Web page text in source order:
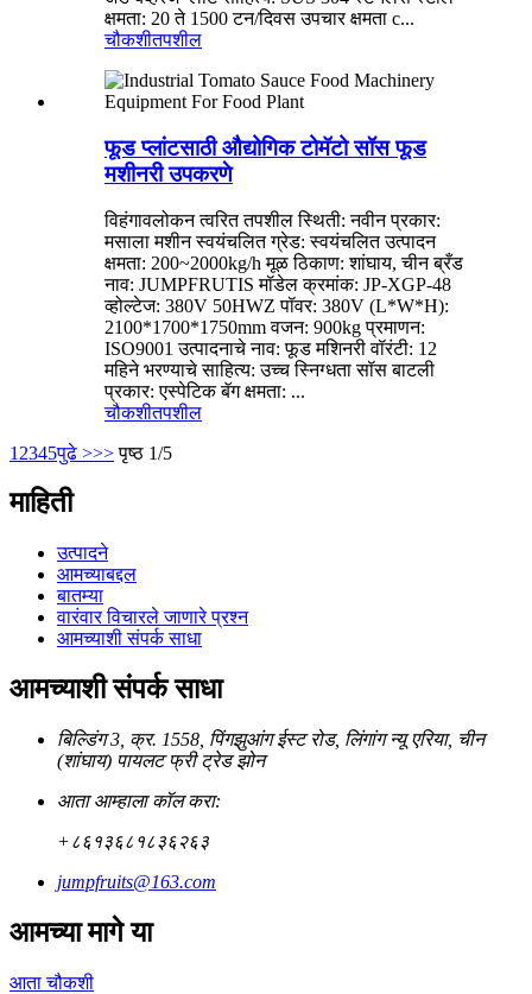
क्षमता: 20 ते 1500 टन/दिवस उपचार क्षमता c...
चौकशीतपशील
फूड प्लांटसाठी औद्योगिक टोमॅटो सॉस फूड
मशीनरी उपकरणे
विहंगावलोकन त्वरित तपशील स्थिती: नवीन प्रकार:
मसाला मशीन स्वयंचलित ग्रेड: स्वयंचलित उत्पादन
क्षमता: 200~2000kg/h मूळ ठिकाण: शांघाय, चीन ब्रँड
नाव: JUMPFRUTIS मॉडेल क्रमांक: JP-XGP-48
व्होल्टेज: 380V 50HWZ पॉवर: 380V (L*W*H):
2100*1700*1750mm वजन: 900kg प्रमाणन:
ISO9001 उत्पादनाचे नाव: फूड मशिनरी वॉरंटी: 12
महिने भरण्याचे साहित्य: उच्च स्निग्धता सॉस बाटली
प्रकार: एस्पेटिक बॅग क्षमता: ...
चौकशीतपशील
1 2345पुढे >>> पृष्ठ 1/5
माहिती
उत्पादने
आमच्याबद्दल
बातम्या
वारंवार विचारले जाणारे प्रश्न
आमच्याशी संपर्क साधा
आमच्याशी संपर्क साधा
बिल्डिंग 3, क्र. 1558, पिंगझुआंग ईस्ट रोड, लिंगांग न्यू एरिया, चीन
(शांघाय) पायलट फ्री ट्रेड झोन
आता आम्हाला कॉल करा:
+८६१३६८१८३६२६३
jumpfruits@163.com
आमच्या मागे या
आता चौकशी